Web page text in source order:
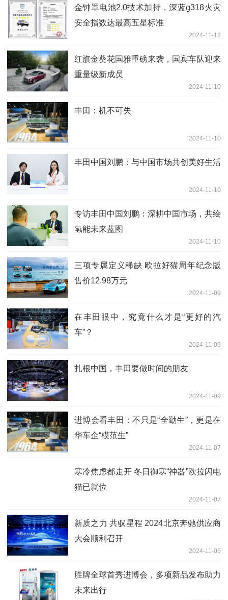
金钟罩电池2.0技术加持，深蓝g318火灾
安全指数达最高五星标准
2024-11-12
红旗金葵花国雅重磅来袭，国宾车队迎来
重量级新成员
2024-11-10
丰田：机不可失
2024-11-10
丰田中国刘鹏：与中国市场共创美好生活
2024-11-10
专访丰田中国刘鹏：深耕中国市场，共绘
氢能未来蓝图
2024-11-10
三项专属定义稀缺 欧拉好猫周年纪念版
售价12.98万元
2024-11-09
在丰田眼中，究竟什么才是“更好的汽
车”？
2024-11-09
扎根中国，丰田要做时间的朋友
2024-11-09
进博会看丰田：不只是“全勤生”，更是在
华车企“模范生”
2024-11-07
寒冷焦虑都走开 冬日御寒“神器”欧拉闪电
猫已就位
2024-11-07
新质之力 共驭星程 2024北京奔驰供应商
大会顺利召开
2024-11-06
胜牌全球首秀进博会，多项新品发布助力
未来出行